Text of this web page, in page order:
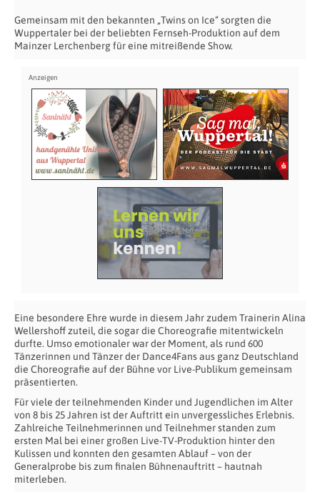
Gemeinsam mit den bekannten „Twins on Ice“ sorgten die
Wuppertaler bei der beliebten Fernseh-Produktion auf dem
Mainzer Lerchenberg für eine mitreißende Show.
Eine besondere Ehre wurde in diesem Jahr zudem Trainerin Alina
Wellershoff zuteil, die sogar die Choreografie mitentwickeln
durfte. Umso emotionaler war der Moment, als rund 600
Tänzerinnen und Tänzer der Dance4Fans aus ganz Deutschland
die Choreografie auf der Bühne vor Live-Publikum gemeinsam
präsentierten.
Für viele der teilnehmenden Kinder und Jugendlichen im Alter
von 8 bis 25 Jahren ist der Auftritt ein unvergessliches Erlebnis.
Zahlreiche Teilnehmerinnen und Teilnehmer standen zum
ersten Mal bei einer großen Live-TV-Produktion hinter den
Kulissen und konnten den gesamten Ablauf – von der
Generalprobe bis zum finalen Bühnenauftritt – hautnah
miterleben.